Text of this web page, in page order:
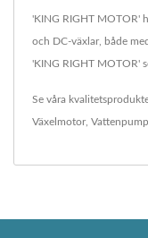
'KING RIGHT MOTOR'
och DC-växlar, både
'KING RIGHT MOTOR'
Se våra
Växelmotor, Vattenpump